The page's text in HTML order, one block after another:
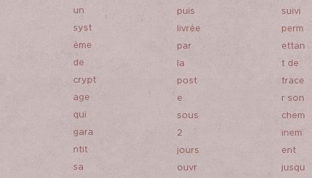
un
syst
ème
de
crypt
age
qui
gara
ntit
sa
puis
livrée
par
la
post
e
sous
2
jours
ouvr
suivi
perm
ettan
t de
trace
r son
chem
inem
ent
jusqu